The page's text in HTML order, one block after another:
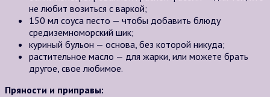
не любит возиться с варкой;
150 мл соуса песто — чтобы добавить блюду
средиземноморский шик;
куриный бульон — основа, без которой никуда;
растительное масло — для жарки, или можете брать
другое, свое любимое.
Пряности и приправы: